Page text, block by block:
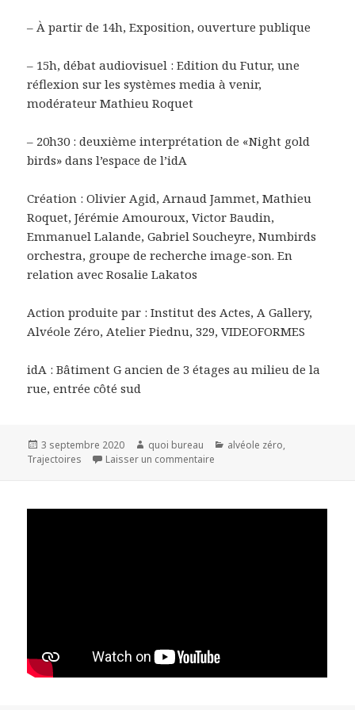
– À partir de 14h, Exposition, ouverture publique
– 15h, débat audiovisuel : Edition du Futur, une
réflexion sur les systèmes media à venir,
modérateur Mathieu Roquet
– 20h30 : deuxième interprétation de «Night gold
birds» dans l’espace de l’idA
Création : Olivier Agid, Arnaud Jammet, Mathieu
Roquet, Jérémie Amouroux, Victor Baudin,
Emmanuel Lalande, Gabriel Soucheyre, Numbirds
orchestra, groupe de recherche image-son. En
relation avec Rosalie Lakatos
Action produite par : Institut des Actes, A Gallery,
Alvéole Zéro, Atelier Piednu, 329, VIDEOFORMES
idA : Bâtiment G ancien de 3 étages au milieu de la
rue, entrée côté sud
Publié
le
3 septembre 2020 Auteur
quoi bureau Catégories
alvéole zéro,
Trajectoires
Laisser un commentaire